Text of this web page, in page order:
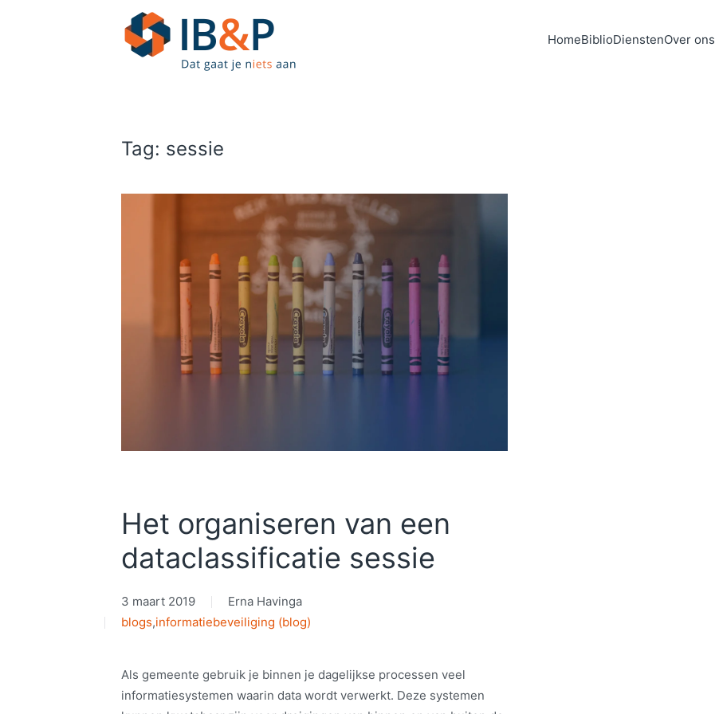
Skip to main content HomeBiblioDienstenOver ons
Tag: sessie
Het organiseren van een
dataclassificatie sessie
3 maart 2019
Erna Havinga
blogs,informatiebeveiliging (blog)
Als gemeente gebruik je binnen je dagelijkse processen veel
informatiesystemen waarin data wordt verwerkt. Deze systemen